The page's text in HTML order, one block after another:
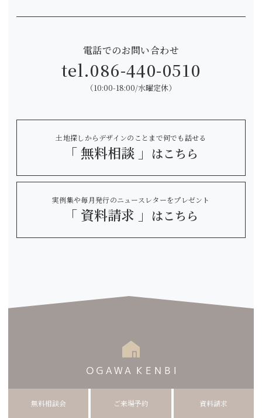
電話でのお問い合わせ
tel.086-440-0510
（10:00-18:00/水曜定休）
土地探しからデザインのことまで何でも話せる
「 無料相談 」 はこちら
実例集や毎月発行のニュースレターをプレゼント
「 資料請求 」 はこちら
無料相談会 ご来場予約 資料請求